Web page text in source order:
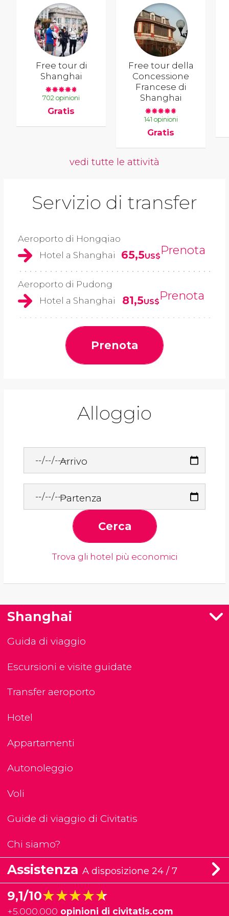
Free tour di
Shanghai
702 opinioni
Gratis
Free tour della
Concessione
Francese di
Shanghai
141 opinioni
Gratis
vedi tutte le attività
Servizio di transfer
Aeroporto di Hongqiao
Hotel a Shanghai
65,5US$Prenota
Aeroporto di Pudong
Hotel a Shanghai
81,5US$Prenota
Prenota
Alloggio
Arrivo
Partenza
Cerca
Trova gli hotel più economici
Shanghai
Guida di viaggio
Escursioni e visite guidate
Transfer aeroporto
Hotel
Appartamenti
Autonoleggio
Voli
Guide di viaggio di Civitatis
Chi siamo?
Assistenza A disposizione 24 / 7
9,1/10★★★★★
★★★★★
+5.000.000 opinioni di civitatis.com